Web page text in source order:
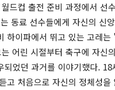
드컵 출전 준비 과정에서 선
동료 선수들에게 자신의 신
하이파에서 뛰고 있는 고레
어린 시절부터 축구에 자신
되었던 과거를 이야기했다.
고 처음으로 자신의 정체성